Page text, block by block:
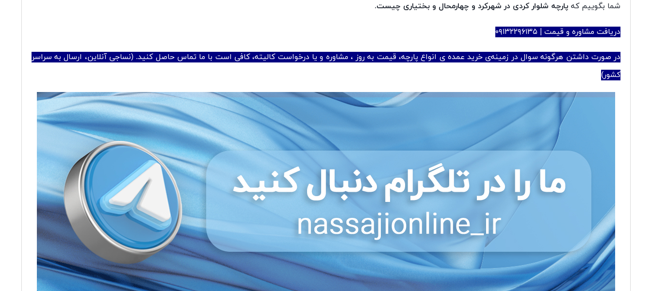
شما بگوییم که پارچه شلوار کردی در شهرکرد و چهارمحال و بختیاری چیست.
دریافت مشاوره و قیمت | ۰۹۱۳۲۲۹۶۱۳۵
در صورت داشتن هرگونه سوال در زمینه‌ی خرید عمده ی انواع پارچه، قیمت به روز ، مشاوره و یا درخواست کالیته، کافی است با ما تماس حاصل کنید. (نساجی آنلاین، ارسال به سراسر
کشور)